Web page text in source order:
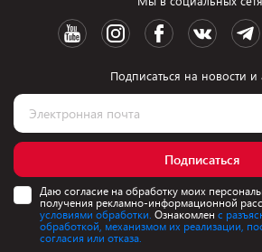
Подписаться на новости и
Подписаться
Даю согласие на обработку моих
получения рекламно-информационной
условиями обработки. Ознакомлен с
обработкой, механизмом их реализации,
согласия или отказа.